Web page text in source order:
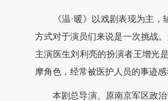
《温·暖》以戏剧表现为主，
方式对于演员们来说是一次挑战
主演医生刘利亮的扮演者王增光
摩角色，经常被医护人员的事迹
本剧总导演、原南京军区政治